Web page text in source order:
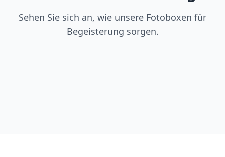
Sehen Sie sich an, wie unsere Fotoboxen für
Begeisterung sorgen.